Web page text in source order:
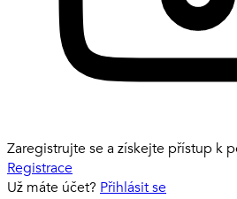
Zaregistrujte se a získejte přístup k
Registrace
Už máte účet? Přihlásit se